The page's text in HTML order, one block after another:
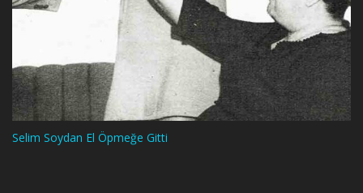
Selim Soydan El Öpmeğe Gitti